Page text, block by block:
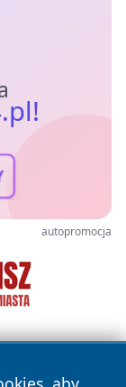
autopromocja